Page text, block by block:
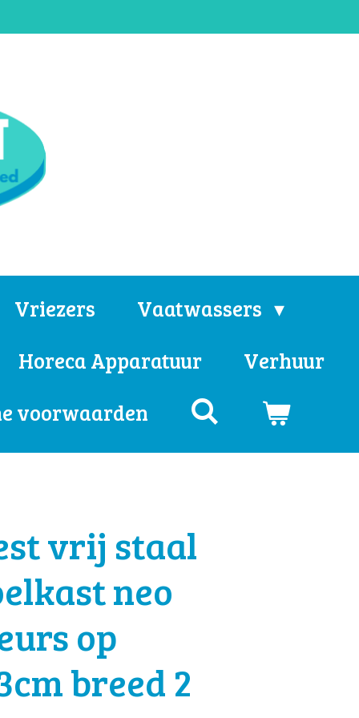
Vriezers
Vaatwassers
Horeca Apparatuur
Verhuur
voorwaarden
vrij staal
neo
op
breed 2